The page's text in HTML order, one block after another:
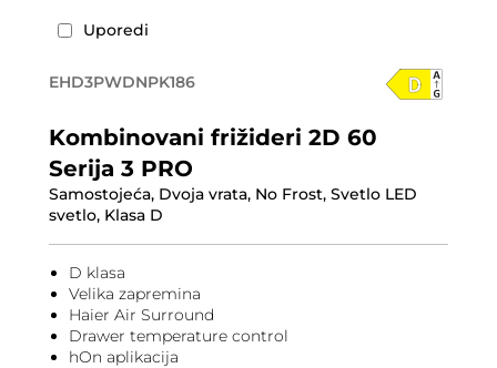
Uporedi
EHD3PWDNPK186
Kombinovani frižideri 2D 60
Serija 3 PRO
Samostojeća, Dvoja vrata, No Frost, Svetlo LED
svetlo, Klasa D
D klasa
Velika zapremina
Haier Air Surround
Drawer temperature control
hOn aplikacija